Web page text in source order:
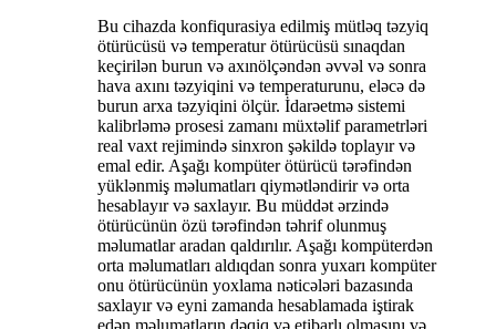
Bu cihazda konfiqurasiya edilmiş mütləq təzyiq
ötürücüsü və temperatur ötürücüsü sınaqdan
keçirilən burun və axınölçəndən əvvəl və sonra
hava axını təzyiqini və temperaturunu, eləcə də
burun arxa təzyiqini ölçür. İdarəetmə sistemi
kalibrləmə prosesi zamanı müxtəlif parametrləri
real vaxt rejimində sinxron şəkildə toplayır və
emal edir. Aşağı kompüter ötürücü tərəfindən
yüklənmiş məlumatları qiymətləndirir və orta
hesablayır və saxlayır. Bu müddət ərzində
ötürücünün özü tərəfindən təhrif olunmuş
məlumatlar aradan qaldırılır. Aşağı kompüterdən
orta məlumatları aldıqdan sonra yuxarı kompüter
onu ötürücünün yoxlama nəticələri bazasında
saxlayır və eyni zamanda hesablamada iştirak
edən məlumatların dəqiq və etibarlı olmasını və